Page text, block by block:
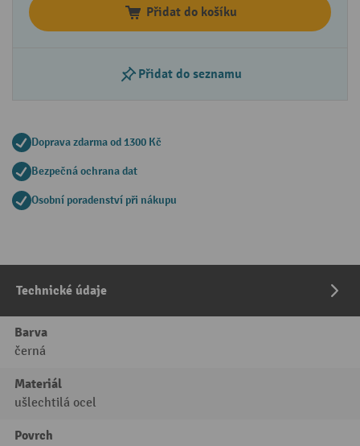
Přidat do košíku
Přidat do seznamu
Doprava zdarma od 1300 Kč
Bezpečná ochrana dat
Osobní poradenství při nákupu
Technické údaje
Barva
černá
Materiál
ušlechtilá ocel
Povrch